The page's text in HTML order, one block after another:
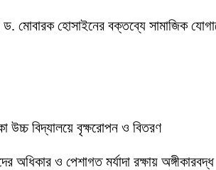
মোবারক হোসাইনের বক্তব্যে সামাজিক
উচ্চ বিদ্যালয়ে বৃক্ষরোপন ও বিতরণ
অধিকার ও পেশাগত মর্যাদা রক্ষায় অঙ্গীকারবদ্ধ